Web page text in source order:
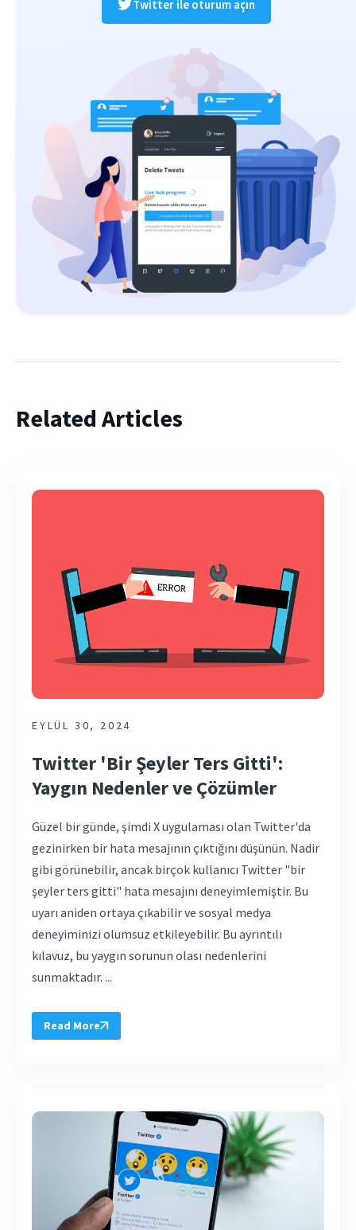
Twitter ile oturum açın
Related Articles
EYLÜL 30, 2024
Twitter 'Bir Şeyler Ters Gitti':
Yaygın Nedenler ve Çözümler
Güzel bir günde, şimdi X uygulaması olan Twitter'da
gezinirken bir hata mesajının çıktığını düşünün. Nadir
gibi görünebilir, ancak birçok kullanıcı Twitter "bir
şeyler ters gitti" hata mesajını deneyimlemiştir. Bu
uyarı aniden ortaya çıkabilir ve sosyal medya
deneyiminizi olumsuz etkileyebilir. Bu ayrıntılı
kılavuz, bu yaygın sorunun olası nedenlerini
sunmaktadır. ...
Read More